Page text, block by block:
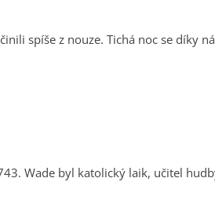
spíše z nouze. Tichá noc se díky